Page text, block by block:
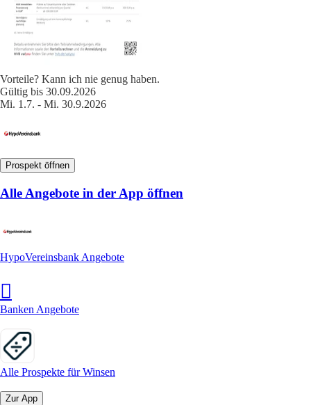
Vorteile? Kann ich nie genug haben.
Gültig bis 30.09.2026
Mi. 1.7. - Mi. 30.9.2026
Prospekt öffnen
Alle Angebote in der App öffnen
HypoVereinsbank Angebote
Banken Angebote
Alle Prospekte für Winsen
Zur App